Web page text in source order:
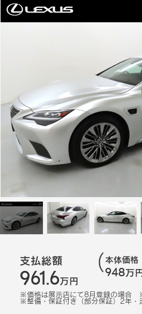
支払総額
961.6万円
本体価格
948万
※価格は展示店にて8月登録の場合
※整備・保証付き（部分保証）2年・